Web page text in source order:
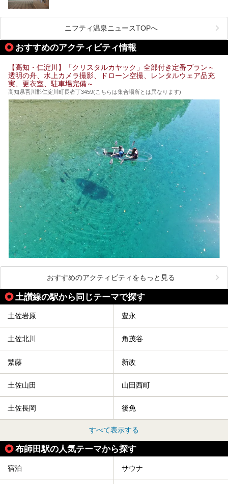
などが問題なければ、温泉に入ってから向かうことをオスス
メします。
なぜなら最寄り温泉でも車で４０分、山を降りていかねばな
りませんからね…！！
もしくは、翌日キャンプ帰りに立ち寄るのもおすすめです。
それでは見ていきましょう。
高知市というと、高知県の人口の半分が集まっているにぎや
かなイメージがある方も多いかと思いますが、昔ながらの老
舗銭湯がけっこうな数あるのですよ。
規模は小さいながら、元気に営業中なので観光がてら訪問し
てみてはいかがでしょう？
Kですよ♪
それではチェックしてきましょう♪
ニフティ温泉ニュースTOPへ
おすすめのアクティビティ情報
【高知・仁淀川】「クリスタルカヤック」全部付き定番プラン～
透明の舟、水上カメラ撮影、ドローン空撮、レンタルウェア品充
実、更衣室、駐車場完備～
高知県吾川郡仁淀川町長者丁3459(こちらは集合場所とは異なります)
おすすめのアクティビティをもっと見る
土讃線の駅から同じテーマで探す
土佐岩原 豊永
土佐北川 角茂谷
繁藤 新改
土佐山田 山田西町
土佐長岡 後免
すべて表示する
布師田駅の人気テーマから探す
宿泊 サウナ